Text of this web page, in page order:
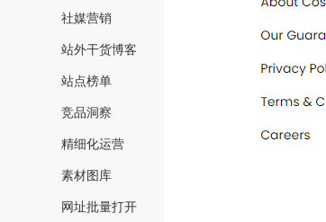
社媒营销
站外干货博客
站点榜单
竞品洞察
精细化运营
素材图库
网址批量打开